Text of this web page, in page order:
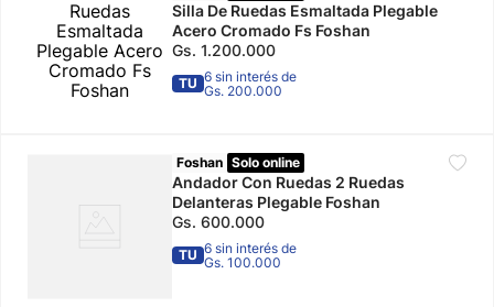
calzado
Silla De Ruedas Esmaltada Plegable
Acero Cromado Fs Foshan
Gs. 1.200.000
TU 6 sin interés de
Gs. 200.000
Foshan Solo online
Andador Con Ruedas 2 Ruedas
Delanteras Plegable Foshan
Gs. 600.000
TU 6 sin interés de
Gs. 100.000